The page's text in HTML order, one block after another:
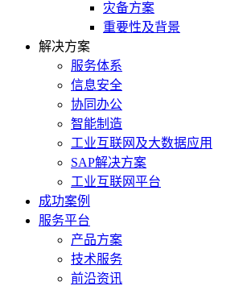
灾备方案
重要性及背景
解决方案
服务体系
信息安全
协同办公
智能制造
工业互联网及大数据应用
SAP解决方案
工业互联网平台
成功案例
服务平台
产品方案
技术服务
前沿资讯